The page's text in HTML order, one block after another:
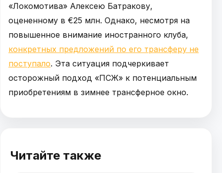
«Локомотива» Алексею Батракову,
оцененному в €25 млн. Однако, несмотря на
повышенное внимание иностранного клуба,
конкретных предложений по его трансферу не
поступало. Эта ситуация подчеркивает
осторожный подход «ПСЖ» к потенциальным
приобретениям в зимнее трансферное окно.
Читайте также